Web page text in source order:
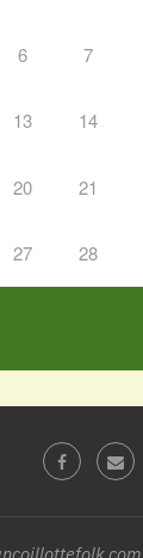
6 7
13 14
20 21
27 28